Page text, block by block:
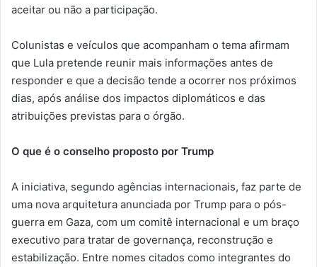
aceitar ou não a participação.
Colunistas e veículos que acompanham o tema afirmam
que Lula pretende reunir mais informações antes de
responder e que a decisão tende a ocorrer nos próximos
dias, após análise dos impactos diplomáticos e das
atribuições previstas para o órgão.
O que é o conselho proposto por Trump
A iniciativa, segundo agências internacionais, faz parte de
uma nova arquitetura anunciada por Trump para o pós-
guerra em Gaza, com um comitê internacional e um braço
executivo para tratar de governança, reconstrução e
estabilização. Entre nomes citados como integrantes do